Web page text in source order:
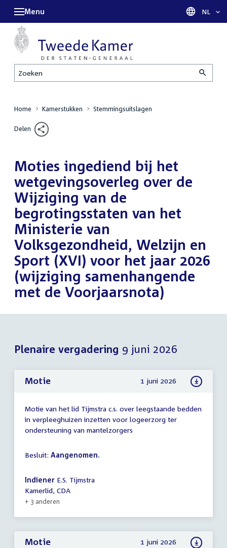
Zoeken
Menu Taal
NL
Home Kamerstukken Stemmingsuitslagen
Delen
Moties ingediend bij het
wetgevingsoverleg over de
Wijziging van de
begrotingsstaten van het
Ministerie van
Volksgezondheid, Welzijn en
Sport (XVI) voor het jaar 2026
(wijziging samenhangende
met de Voorjaarsnota)
Plenaire vergadering 9 juni 2026
Motie 1 juni 2026
Motie van het lid Tijmstra c.s. over leegstaande bedden
in verpleeghuizen inzetten voor logeerzorg ter
ondersteuning van mantelzorgers
Besluit: Aangenomen.
Indiener E.S. Tijmstra
Kamerlid, CDA
+ 3 anderen
Motie 1 juni 2026